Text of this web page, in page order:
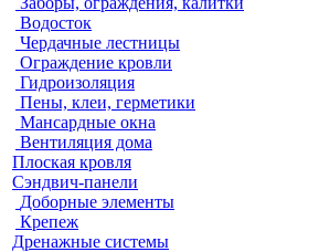
Водосток
Чердачные лестницы
Ограждение кровли
Гидроизоляция
Пены, клеи, герметики
Мансардные окна
Вентиляция дома
Плоская кровля
Сэндвич-панели
Доборные элементы
Крепеж
Дренажные системы